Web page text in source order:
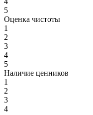
5
Оценка чистоты
1
2
3
4
5
Наличие ценников
1
2
3
4